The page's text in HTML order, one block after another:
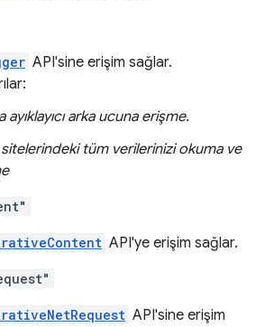
API'sine erişim sağlar.
ayıklayıcı arka ucuna erişme.
sitelerindeki tüm verilerinizi okuma ve
API'ye erişim sağlar.
API'sine erişim